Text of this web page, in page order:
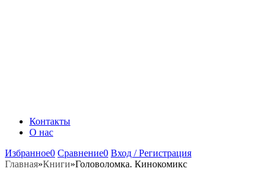
Контакты
О нас
Избранное0 Сравнение0 Вход / Регистрация
Главная»Книги»Головоломка. Кинокомикс